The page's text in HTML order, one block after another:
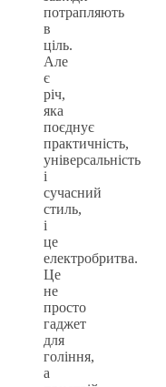
потрапляють
в
ціль.
Але
є
річ,
яка
поєднує
практичність,
універсальність
і
сучасний
стиль,
і
це
електробритва.
Це
не
просто
гаджет
для
гоління,
а